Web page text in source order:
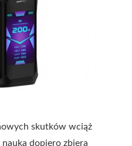
skutków wciąż
dopiero zbiera